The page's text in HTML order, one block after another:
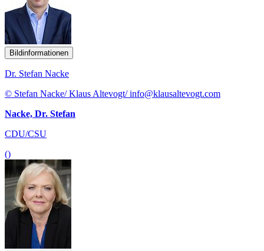
Bildinformationen
Dr. Stefan Nacke
© Stefan Nacke/ Klaus Altevogt/ info@klausaltevogt.com
Nacke, Dr. Stefan
CDU/CSU
()